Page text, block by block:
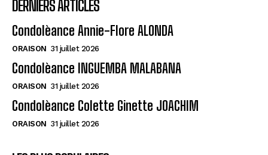
DERNIERS ARTICLES
Condolèance Annie-Flore ALONDA
ORAISON 31 juillet 2026
Condolèance INGUEMBA MALABANA
ORAISON 31 juillet 2026
Condolèance Colette Ginette JOACHIM
ORAISON 31 juillet 2026